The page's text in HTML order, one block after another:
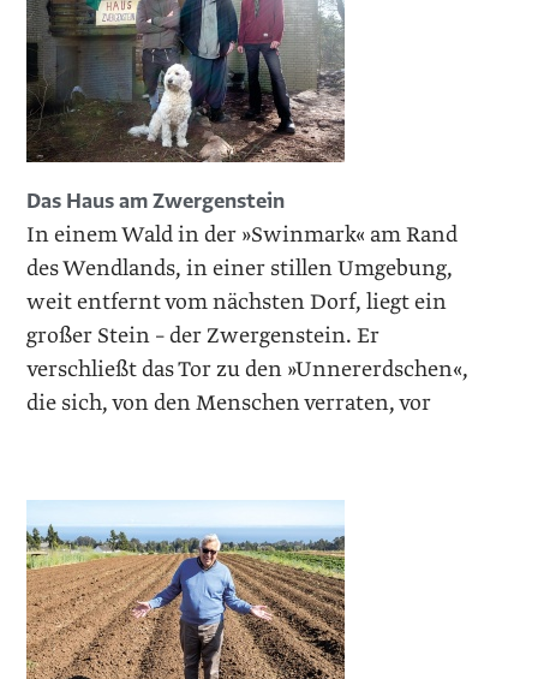
Das Haus am Zwergenstein
In einem Wald in der »Swinmark« am Rand
des Wendlands, in einer stillen Umgebung,
weit entfernt vom nächsten Dorf, liegt ein
großer Stein – der Zwergenstein. Er
verschließt das Tor zu den »Unner­erdschen«,
die sich, von den Menschen verraten, vor